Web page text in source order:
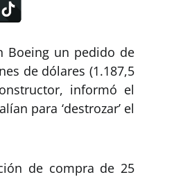
Boeing un pedido de
de dólares (1.187,5
informó el
para ‘destrozar’ el
de compra de 25